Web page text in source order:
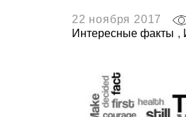
22 ноября 2017
Интересные факты ,